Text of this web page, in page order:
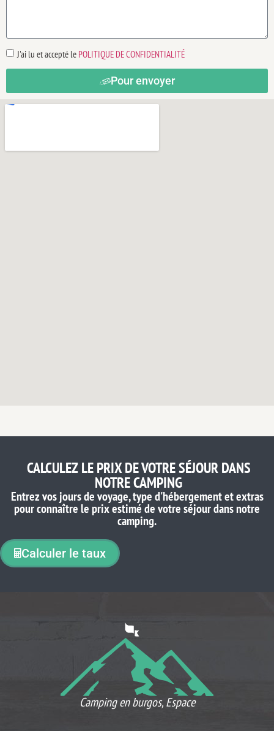
J'ai lu et accepté le POLITIQUE DE CONFIDENTIALITÉ
Pour envoyer
CALCULEZ LE PRIX DE VOTRE SÉJOUR DANS
NOTRE CAMPING
Entrez vos jours de voyage, type d'hébergement et extras
pour connaître le prix estimé de votre séjour dans notre
camping.
Calculer le taux
Camping en burgos, Espace